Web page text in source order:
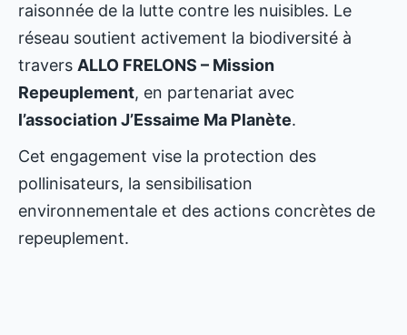
raisonnée de la lutte contre les nuisibles. Le
réseau soutient activement la biodiversité à
travers ALLO FRELONS – Mission
Repeuplement, en partenariat avec
l’association J’Essaime Ma Planète.
Cet engagement vise la protection des
pollinisateurs, la sensibilisation
environnementale et des actions concrètes de
repeuplement.